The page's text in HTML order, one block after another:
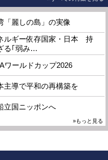
「麗しの島」の実像
ルギー依存国家・日本 持
る｢弱み…
ワールドカップ2026
主導で平和の再構築を
立国ニッポンへ
»もっと見る